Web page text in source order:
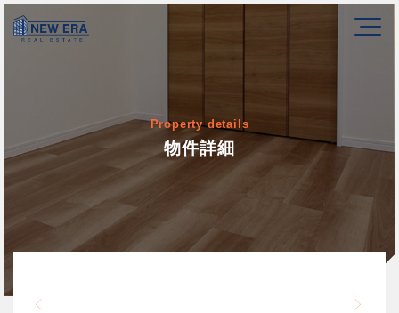
Property details
物件詳細
/home/newerakk/